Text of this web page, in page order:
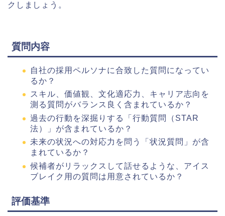
クしましょう。
質問内容
自社の採用ペルソナに合致した質問になってい
るか？
スキル、価値観、文化適応力、キャリア志向を
測る質問がバランス良く含まれているか？
過去の行動を深掘りする「行動質問（STAR
法）」が含まれているか？
未来の状況への対応力を問う「状況質問」が含
まれているか？
候補者がリラックスして話せるような、アイス
ブレイク用の質問は用意されているか？
評価基準